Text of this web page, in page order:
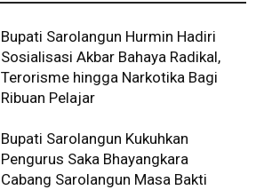
Bupati Sarolangun Hurmin Hadiri
Sosialisasi Akbar Bahaya Radikal,
Terorisme hingga Narkotika Bagi
Ribuan Pelajar
Bupati Sarolangun Kukuhkan
Pengurus Saka Bhayangkara
Cabang Sarolangun Masa Bakti